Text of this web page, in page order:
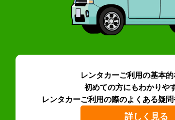
レンタカーご利用の基本
初めての方にもわかりや
レンタカーご利用の際のよくある疑問
詳しく見る